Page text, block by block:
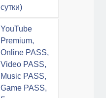
сутки)
YouTube
Premium,
Online PASS,
Video PASS,
Music PASS,
Game PASS,